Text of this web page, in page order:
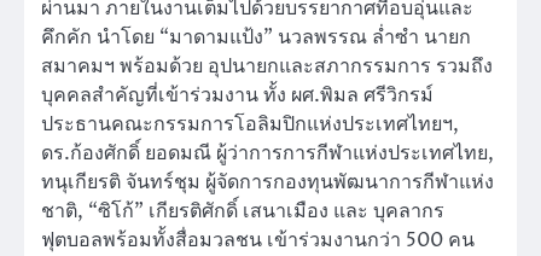
ผ่านมา ภายในงานเต็มไปด้วยบรรยากาศที่อบอุ่นและ
คึกคัก นำโดย “มาดามแป้ง” นวลพรรณ ล่ำซำ นายก
สมาคมฯ พร้อมด้วย อุปนายกและสภากรรมการ รวมถึง
บุคคลสำคัญที่เข้าร่วมงาน ทั้ง ผศ.พิมล ศรีวิกรม์
ประธานคณะกรรมการโอลิมปิกแห่งประเทศไทยฯ,
ดร.ก้องศักดิ์ ยอดมณี ผู้ว่าการการกีฬาแห่งประเทศไทย,
ทนุเกียรติ จันทร์ชุม ผู้จัดการกองทุนพัฒนาการกีฬาแห่ง
ชาติ, “ซิโก้” เกียรติศักดิ์ เสนาเมือง และ บุคลากร
ฟุตบอลพร้อมทั้งสื่อมวลชน เข้าร่วมงานกว่า 500 คน